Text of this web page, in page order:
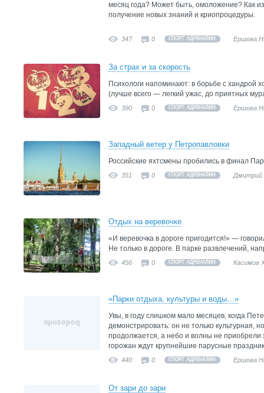
месяц года? Может быть, омоложение? Как
получение новых знаний и криопроцедуры.
347 0 СПОРТ: АДРЕНАЛИН Ершова
За страх и за скорость
Психологи напоминают: в борьбе с хандрой
(лучше всего — легкий ужас, до приятных
390 0 СПОРТ: АДРЕНАЛИН Ершова
Западный ветер у Петропавловки
Российские яхтсмены пробились в финал
351 0 СПОРТ: АДРЕНАЛИН Дмитрий
Отдых на веревочке
«И веревочка в дороге пригодится!» —
Не только в дороге. В парке развлечений,
456 0 СПОРТ: АДРЕНАЛИН Касимов
«Парки отдыха, культуры и воды…»
Увы, в году слишком мало месяцев, когда
демонстрировать: он не только культурная,
продолжается, а небо и волны не приобрели
горожан ждут крупнейшие парусные
440 0 СПОРТ: АДРЕНАЛИН Ершова
От зари до зари